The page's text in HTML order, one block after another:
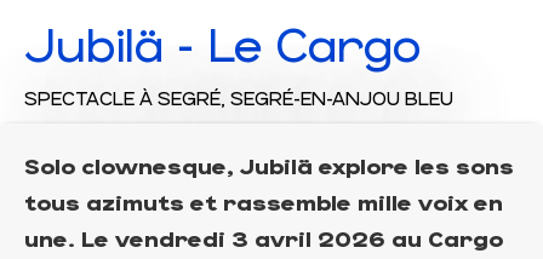
Jubilä - Le Cargo
SPECTACLE À SEGRÉ, SEGRÉ-EN-ANJOU BLEU
Solo clownesque, Jubilä explore les sons
tous azimuts et rassemble mille voix en
une. Le vendredi 3 avril 2026 au Cargo